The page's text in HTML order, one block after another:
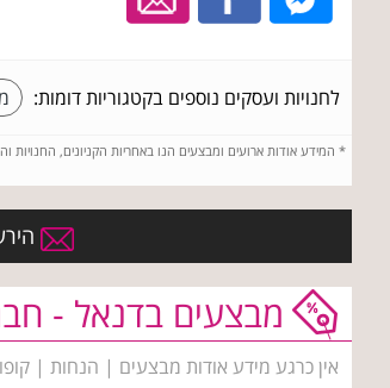
לחנויות ועסקים נוספים בקטגוריות דומות:
* המידע אודות ארועים ומבצעים הנו באחריות הקניונים,
מבצעים בדנאל -
אין כרגע מידע אודות מבצעים | הנחות |